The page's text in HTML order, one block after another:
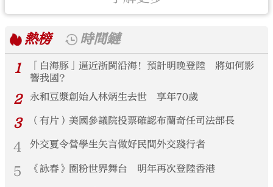
熱榜
時間鏈
1
「白海豚」逼近浙閩沿海！預計明晚登陸 將如何影
響我國？
2 永和豆漿創始人林炳生去世 享年70歲
3 （有片）美國參議院投票確認布蘭奇任司法部長
4 外交夏令營學生矢言做好民間外交踐行者
5 《詠春》圈粉世界舞台 明年再次登陸香港